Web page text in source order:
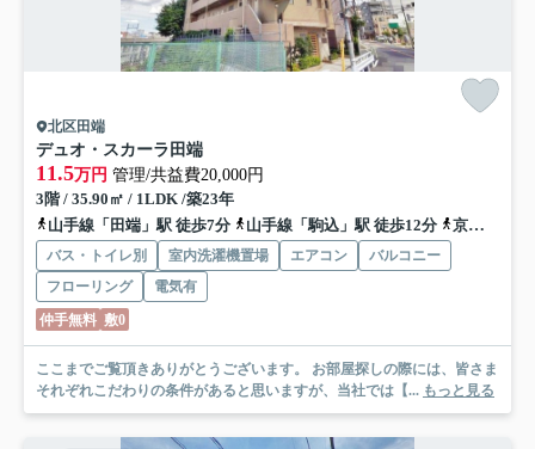
北区田端
デュオ・スカーラ田端
11.5万円 管理/共益費20,000円
3階 / 35.90㎡ / 1LDK /築23年
山手線「田端」駅 徒歩7分
山手線「駒込」駅 徒歩12分 京浜東北線「上中里」駅 徒歩16分
バス・トイレ別 室内洗濯機置場 エアコン
バルコニー
フローリング
電気有
仲手無料 敷0
ここまでご覧頂きありがとうございます。 お部屋探しの際には、皆さま
それぞれこだわりの条件があると思いますが、当社では【... もっと見る